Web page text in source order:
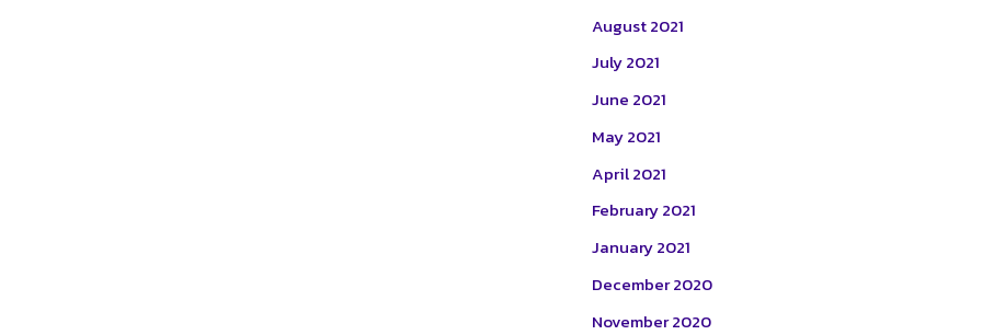
August 2021
July 2021
June 2021
May 2021
April 2021
February 2021
January 2021
December 2020
November 2020